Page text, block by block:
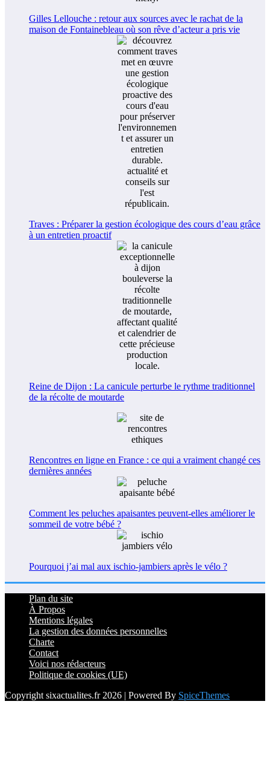
Gilles Lellouche : retour aux sources avec le rachat de la
maison de Fontainebleau où son rêve d’acteur a pris vie
Traves : Préparer la gestion écologique des cours d’eau grâce
à un entretien proactif
Reine de Dijon : La canicule perturbe le rythme traditionnel
de la récolte de moutarde
Rencontres en ligne en France : ce qui a vraiment changé ces
dernières années
Comment les peluches apaisantes peuvent-elles améliorer le
sommeil de votre bébé ?
Pourquoi j’ai mal aux ischio-jambiers après le vélo ?
Plan du site
À Propos
Mentions légales
La gestion des données personnelles
Charte
Contact
Voici nos rédacteurs
Politique de cookies (UE)
Copyright sixactualites.fr 2026 | Powered By SpiceThemes